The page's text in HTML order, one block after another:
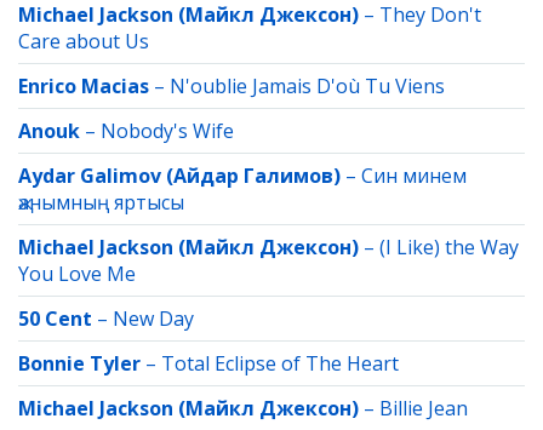
Michael Jackson (Майкл Джексон) – They Don't
Care about Us
Enrico Macias – N'oublie Jamais D'où Tu Viens
Anouk – Nobody's Wife
Aydar Galimov (Айдар Галимов) – Син минем
җанымның яртысы
Michael Jackson (Майкл Джексон) – (I Like) the Way
You Love Me
50 Cent – New Day
Bonnie Tyler – Total Eclipse of The Heart
Michael Jackson (Майкл Джексон) – Billie Jean